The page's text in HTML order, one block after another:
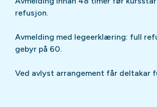
refusjon.
Avmelding med legeerklæring: full
gebyr på 60.
Ved avlyst arrangement får deltakar